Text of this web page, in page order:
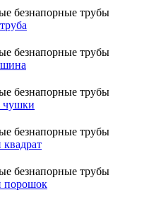
чушки
порошок